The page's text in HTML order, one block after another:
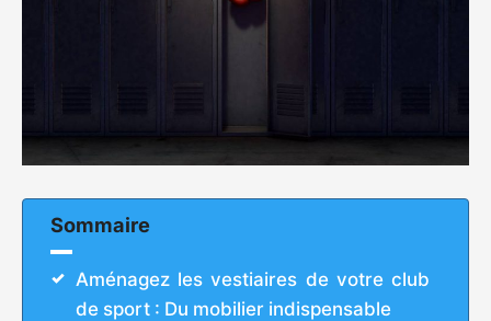
Sommaire
Aménagez les vestiaires de votre club
de sport : Du mobilier indispensable